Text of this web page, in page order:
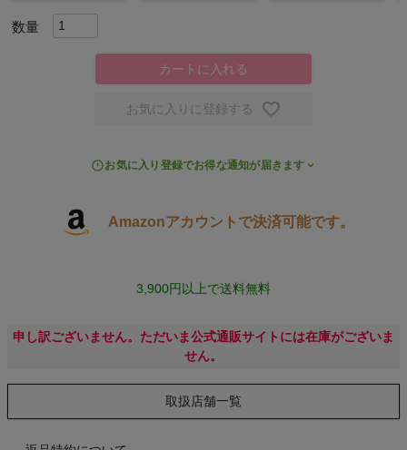
ビジネス
カートに入れる
お気に入りに登録する
お気に入り登録でお得な通知が届きます
Amazonアカウントで決済可能です。
3,900円以上で送料無料
申し訳ございません。ただいま公式通販サイトには在庫がございま
せん。
取扱店舗一覧